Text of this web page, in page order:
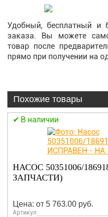
Удобный, бесплатный и
заказа. Вы можете
товар после
прямо при получении на
Похожие товары
В наличии
НАСОС 50351006/
ЗАПЧАСТИ)
Цена: от 5 763.00 руб.
Артикул